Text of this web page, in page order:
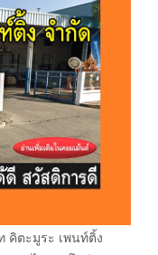
คิตะมูระ เพนท์ติ้ง